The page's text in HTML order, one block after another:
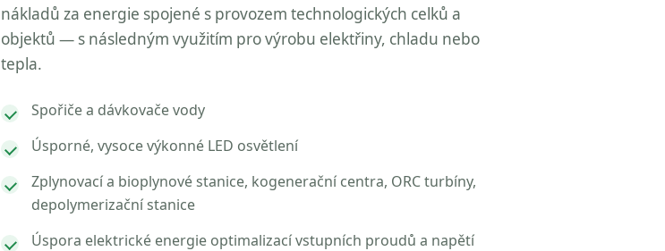
nákladů za energie spojené s provozem technologických celků a
objektů — s následným využitím pro výrobu elektřiny, chladu nebo
tepla.
Spořiče a dávkovače vody
Úsporné, vysoce výkonné LED osvětlení
Zplynovací a bioplynové stanice, kogenerační centra, ORC turbíny,
depolymerizační stanice
Úspora elektrické energie optimalizací vstupních proudů a napětí